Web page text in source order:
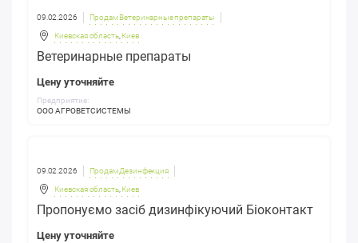
09.02.2026 Продам Ветеринарные препараты
Киевская область, Киев
Ветеринарные препараты
Цену уточняйте
Предприятие:
ООО АГРОВЕТСИСТЕМЫ
09.02.2026 Продам Дезинфекция
Киевская область, Киев
Пропонуємо засіб дизинфікуючий Біоконтакт
Цену уточняйте